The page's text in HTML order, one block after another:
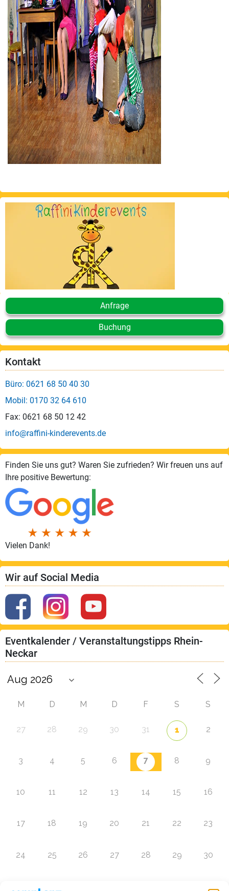
Anfrage
Buchung
Kontakt
Büro: 0621 68 50 40 30
Mobil: 0170 32 64 610
Fax: 0621 68 50 12 42
info@raffini-kinderevents.de
Finden Sie uns gut? Waren Sie zufrieden? Wir freuen uns auf
Ihre positive Bewertung:
Vielen Dank!
Wir auf Social Media
Eventkalender / Veranstaltungstipps Rhein-
Neckar
M D M D F S S
27 28 29 30 31 1 2
3 4 5 6 7 8 9
10 11 12 13 14 15 16
17 18 19 20 21 22 23
24 25 26 27 28 29 30